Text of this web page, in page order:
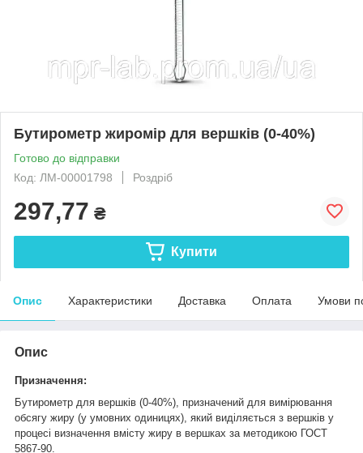
Бутирометр жиромір для вершків (0-40%)
Готово до відправки
Код: ЛМ-00001798
Роздріб
297,77 ₴
Купити
Опис Характеристики Доставка Оплата Умови
Опис
Призначення:
Бутирометр для вершків (0-40%), призначений для вимірювання
обсягу жиру (у умовних одиницях), який виділяється з вершків у
процесі визначення вмісту жиру в вершках за методикою ГОСТ
5867-90.